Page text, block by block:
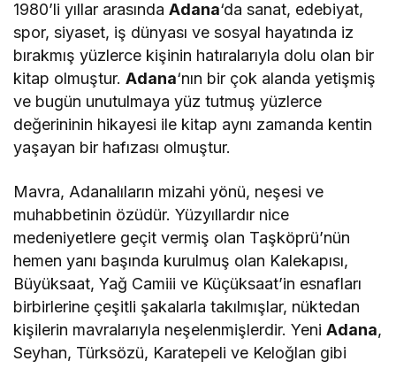
1980’li yıllar arasındaAdana‘da sanat, edebiyat,
spor, siyaset, iş dünyası ve sosyal hayatında iz
bırakmış yüzlerce kişinin hatıralarıyla dolu olan bir
kitap olmuştur.Adana‘nın bir çok alanda yetişmiş
ve bugün unutulmaya yüz tutmuş yüzlerce
değerininin hikayesi ile kitap aynı zamanda kentin
yaşayan bir hafızası olmuştur.
Mavra, Adanalıların mizahi yönü, neşesi ve
muhabbetinin özüdür. Yüzyıllardır nice
medeniyetlere geçit vermiş olan Taşköprü’nün
hemen yanı başında kurulmuş olan Kalekapısı,
Büyüksaat, Yağ Camiii ve Küçüksaat’in esnafları
birbirlerine çeşitli şakalarla takılmışlar, nüktedan
kişilerin mavralarıyla neşelenmişlerdir. YeniAdana,
Seyhan, Türksözü, Karatepeli ve Keloğlan gibi